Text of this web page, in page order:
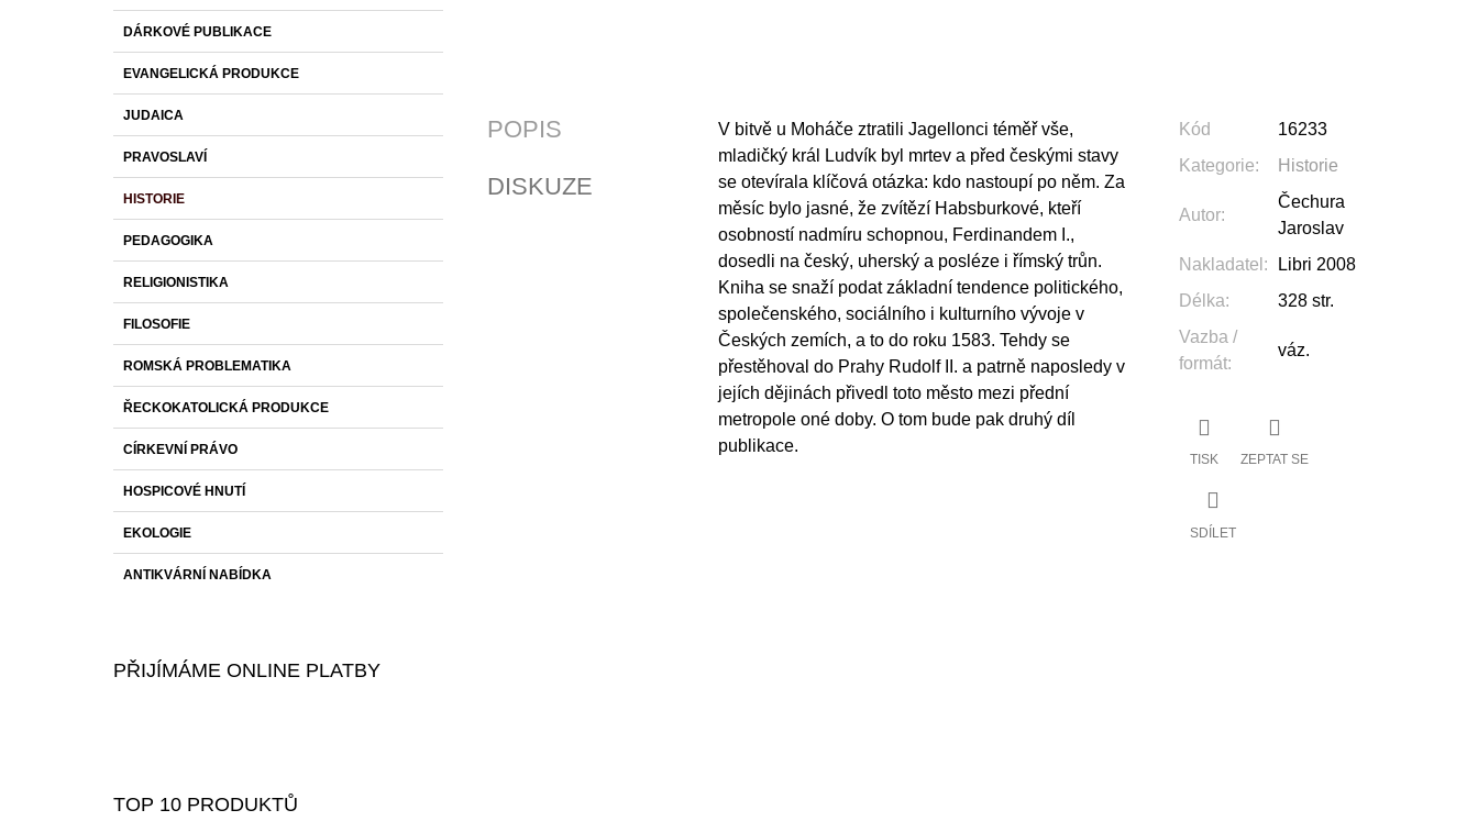
DÁRKOVÉ PUBLIKACE
EVANGELICKÁ PRODUKCE
JUDAICA
PRAVOSLAVÍ
HISTORIE
PEDAGOGIKA
RELIGIONISTIKA
FILOSOFIE
ROMSKÁ PROBLEMATIKA
ŘECKOKATOLICKÁ PRODUKCE
CÍRKEVNÍ PRÁVO
HOSPICOVÉ HNUTÍ
EKOLOGIE
ANTIKVÁRNÍ NABÍDKA
PŘIJÍMÁME ONLINE PLATBY
TOP 10 PRODUKTŮ
POPIS
DISKUZE
V bitvě u Moháče ztratili Jagellonci téměř vše,
mladičký král Ludvík byl mrtev a před českými stavy
se otevírala klíčová otázka: kdo nastoupí po něm. Za
měsíc bylo jasné, že zvítězí Habsburkové, kteří
osobností nadmíru schopnou, Ferdinandem I.,
dosedli na český, uherský a posléze i římský trůn.
Kniha se snaží podat základní tendence politického,
společenského, sociálního i kulturního vývoje v
Českých zemích, a to do roku 1583. Tehdy se
přestěhoval do Prahy Rudolf II. a patrně naposledy v
jejích dějinách přivedl toto město mezi přední
metropole oné doby. O tom bude pak druhý díl
publikace.
Kód
16233
Kategorie: Historie
Autor:
Čechura
Jaroslav
Nakladatel :
Libri 2008
Délka:
328 str.
Vazba /
formát:
váz.
TISK ZEPTAT SE
SDÍLET